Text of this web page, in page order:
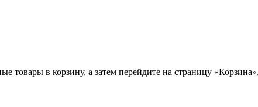
товары в корзину, а затем перейдите на страницу